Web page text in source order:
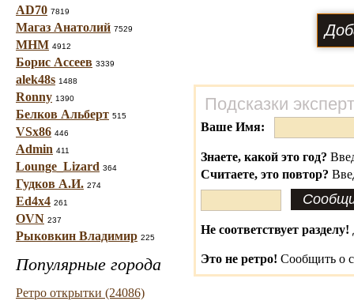
AD70 7819
Магаз Анатолий 7529
МНМ 4912
Борис Ассеев 3339
alek48s 1488
Ronny 1390
Белков Альберт 515
VSx86 446
Admin 411
Lounge_Lizard 364
Гудков А.И. 274
Ed4x4 261
OVN 237
Рыковкин Владимир 225
Популярные города
Ретро открытки (24086)
Подсказки
Ваше Имя:
Знаете, какой это год?
Считаете, это повтор?
Не соответствует разделу!
Это не ретро! Сообщить о